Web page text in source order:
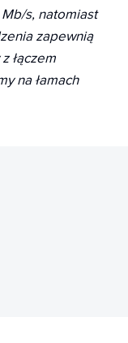
s, natomiast
zapewnią
łączem
na łamach